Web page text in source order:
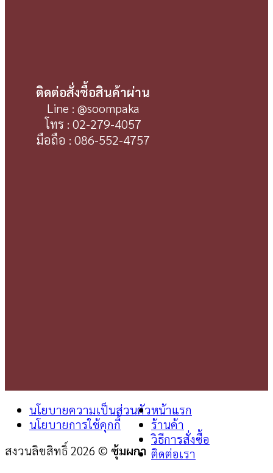
ติดต่อสั่งซื้อสินค้าผ่าน
Line : @soompaka
โทร : 02-279-4057
มือถือ : 086-552-4757
นโยบายความเป็นส่วนตัว
นโยบายการใช้คุกกี้
สงวนลิขสิทธิ์ 2026 © ซุ้มผกา
หน้าแรก
ร้านค้า
วิธีการสั่งซื้อ
ติดต่อเรา